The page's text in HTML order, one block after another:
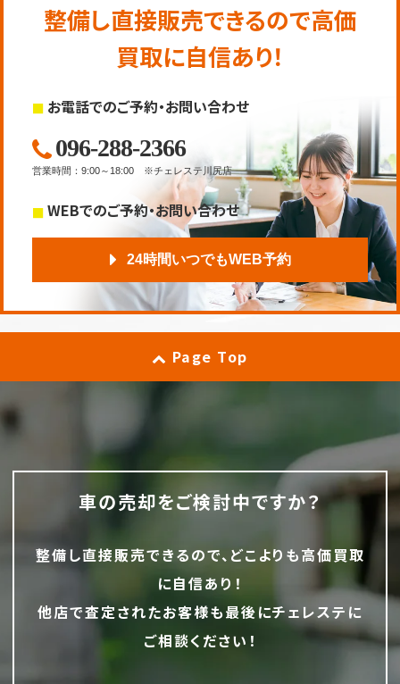
整備し直接販売できるので高価
買取に自信あり！
お電話でのご予約・お問い合わせ
096-288-2366
営業時間 ： 9:00～18:00 ※チェレステ川尻店
WEBでのご予約・お問い合わせ
24時間いつでもWEB予約
Page Top
車の売却をご検討中ですか？
整備し直接販売できるので、どこよりも高価買取
に自信あり！
他店で査定されたお客様も最後にチェレステに
ご相談ください！